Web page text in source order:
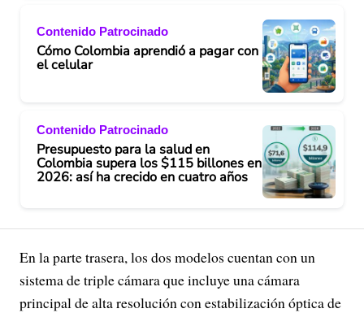
Contenido Patrocinado
Cómo Colombia aprendió a pagar con
el celular
Contenido Patrocinado
Presupuesto para la salud en
Colombia supera los $115 billones en
2026: así ha crecido en cuatro años
En la parte trasera, los dos modelos cuentan con un
sistema de triple cámara que incluye una cámara
principal de alta resolución con estabilización óptica de